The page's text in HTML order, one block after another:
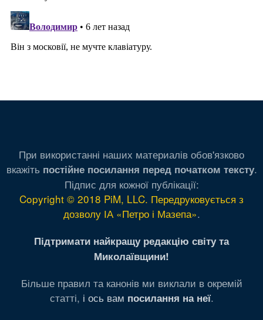
При використанні наших материалів обов'язково
вкажіть постійне посилання перед початком тексту.
Підпис для кожної публікації:
Copyright © 2018 PiM, LLC. Передруковується з
дозволу ІА «Петро і Мазепа».
Підтримати найкращу редакцію світу та
Миколаївщини!
Більше правил та канонів ми виклали в окремій
статті, і ось вам посилання на неї.